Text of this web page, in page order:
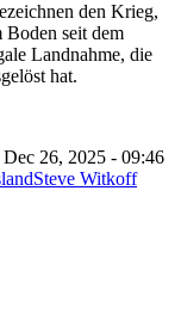
den Krieg,
Boden seit dem
Landnahme, die
hat.
26, 2025 - 09:46
Steve Witkoff